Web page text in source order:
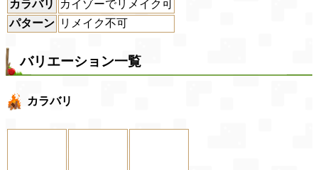
カラバリ
カイゾーでリメイク可
パターン リメイク不可
バリエーション一覧
カラバリ